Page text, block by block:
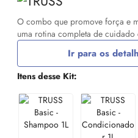
O combo que promove força e
uma rotina completa de cuidado
Ir para os
Itens desse Kit: